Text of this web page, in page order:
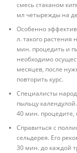
смесь стаканом
мл четырежды на
Особенно
л. такого растения
мин. процедить и
необходимо
месяцев, после
повторить курс.
Специалисты
пыльцу
40 мин. процедите,
Справиться с
сельдерея. Его
30 мин. до каждой